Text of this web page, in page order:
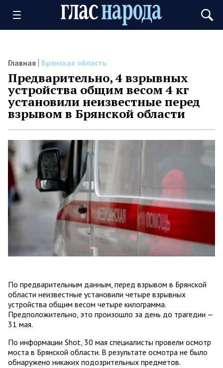
Главная Брянская область
Предварительно, 4 взрывных
устройства общим весом 4 кг
установили неизвестные перед
взрывом в Брянской области
По предварительным данным, перед взрывом в Брянской
области неизвестные установили четыре взрывных
устройства общим весом четыре килограмма.
Предположительно, это произошло за день до трагедии —
31 мая.
По информации Shot, 30 мая специалисты провели осмотр
моста в Брянской области. В результате осмотра не было
обнаружено никаких подозрительных предметов.